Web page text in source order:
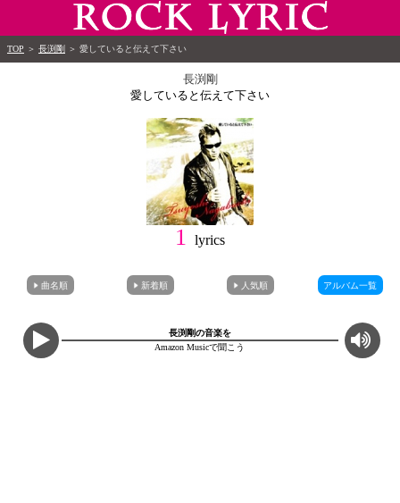
TOP ＞ 長渕剛 ＞ 愛していると伝えて下さい
長渕剛
愛していると伝えて下さい
1 lyrics
曲名順 新着順 人気順 アルバム一覧
長渕剛の音楽を
Amazon Musicで聞こう